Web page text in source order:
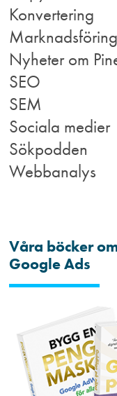
Konvertering
Marknadsföring
Nyheter om
SEO
SEM
Sociala medier
Sökpodden
Webbanalys
Våra böcker
Google Ads